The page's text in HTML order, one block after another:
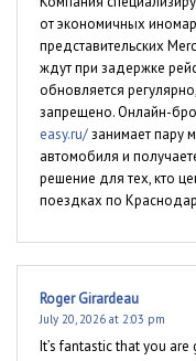
от экономичных
представительских
ждут при задержке
обновляется
запрещено. Онлайн-
easy.ru/занимает пару
автомобиля и
решение для тех, кто
поездках по
Roger Girardeau
July 20, 2026 at 2:03 pm
It’s fantastic that you